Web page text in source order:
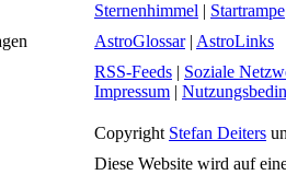
Sternenhimmel | Startrampe
AstroGlossar| AstroLinks
RSS-Feeds | Soziale
Impressum |
Copyright Stefan Deiters
Diese Website wird auf